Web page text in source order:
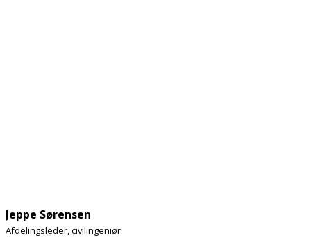
Jeppe Sørensen
Afdelingsleder, civilingeniør